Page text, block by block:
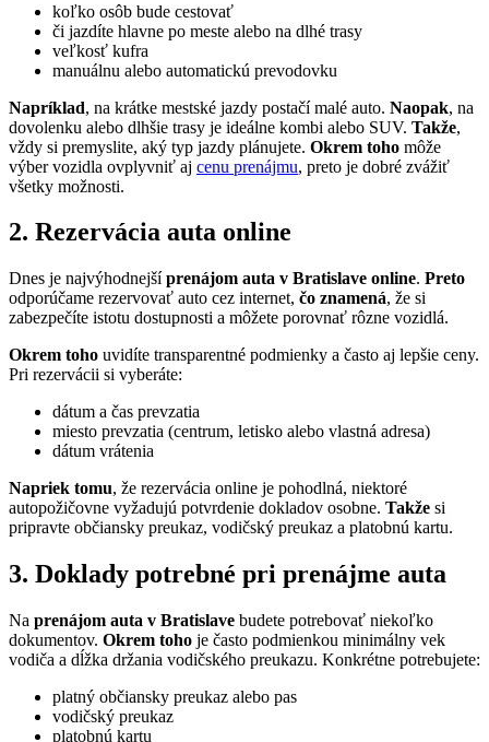
koľko osôb bude cestovať
či jazdíte hlavne po meste alebo na dlhé trasy
veľkosť kufra
manuálnu alebo automatickú prevodovku
Napríklad, na krátke mestské jazdy postačí malé auto. Naopak, na
dovolenku alebo dlhšie trasy je ideálne kombi alebo SUV. Takže,
vždy si premyslite, aký typ jazdy plánujete. Okrem toho môže
výber vozidla ovplyvniť aj cenu prenájmu, preto je dobré zvážiť
všetky možnosti.
2. Rezervácia auta online
Dnes je najvýhodnejšíprenájom auta v Bratislave online. Preto
odporúčame rezervovať auto cez internet, čo znamená, že si
zabezpečíte istotu dostupnosti a môžete porovnať rôzne vozidlá.
Okrem toho uvidíte transparentné podmienky a často aj lepšie ceny.
Pri rezervácii si vyberáte:
dátum a čas prevzatia
miesto prevzatia (centrum, letisko alebo vlastná adresa)
dátum vrátenia
Napriek tomu, že rezervácia online je pohodlná, niektoré
autopožičovne vyžadujú potvrdenie dokladov osobne. Takže si
pripravte občiansky preukaz, vodičský preukaz a platobnú kartu.
3. Doklady potrebné pri prenájme auta
Na prenájom auta v Bratislave budete potrebovať niekoľko
dokumentov. Okrem toho je často podmienkou minimálny vek
vodiča a dĺžka držania vodičského preukazu. Konkrétne potrebujete:
platný občiansky preukaz alebo pas
vodičský preukaz
platobnú kartu